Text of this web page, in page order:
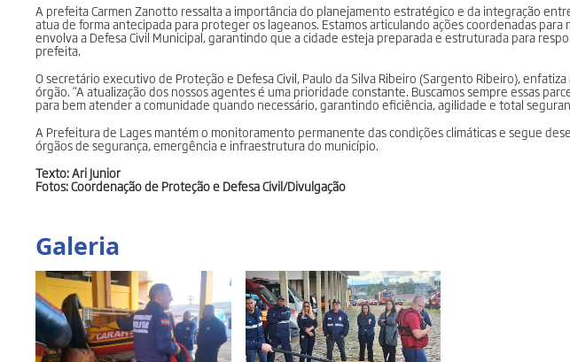
A prefeita Carmen Zanotto ressalta a importância do planejamento estratégico e da integração
atua de forma antecipada para proteger os lageanos. Estamos articulando ações coordenadas
envolva a Defesa Civil Municipal, garantindo que a cidade esteja preparada e estruturada para
prefeita.
O secretário executivo de Proteção e Defesa Civil, Paulo da Silva Ribeiro (Sargento Ribeiro),
órgão. “A atualização dos nossos agentes é uma prioridade constante. Buscamos sempre essas
para bem atender a comunidade quando necessário, garantindo eficiência, agilidade e total
A Prefeitura de Lages mantém o monitoramento permanente das condições climáticas e segue
órgãos de segurança, emergência e infraestrutura do município.
Texto: Ari Junior
Fotos: Coordenação de Proteção e Defesa Civil/Divulgação
Galeria